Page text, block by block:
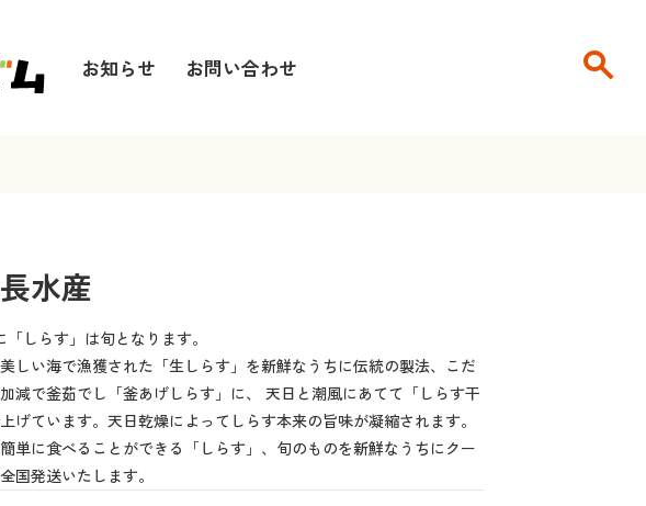
お知らせ お問い合わせ search
水産
「しらす」は旬となります。
しい海で漁獲された「生しらす」を新鮮なうちに伝統の製法、こだ
減で釜茹でし「釜あげしらす」に、 天日と潮風にあてて「しらす干
げています。天日乾燥によってしらす本来の旨味が凝縮されます。
単に食べることができる「しらす」、旬のものを新鮮なうちにクー
国発送いたします。